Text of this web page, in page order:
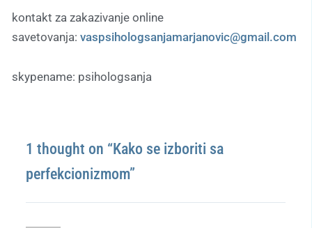
kontakt za zakazivanje online
savetovanja: vaspsihologsanjamarjanovic@gmail.com
skypename: psihologsanja
1 thought on “Kako se izboriti sa
perfekcionizmom”